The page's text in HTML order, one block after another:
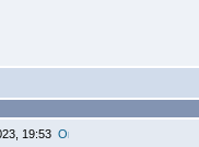
19:53